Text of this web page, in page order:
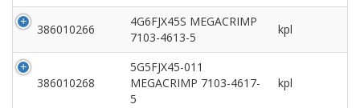
386010266
4G6FJX45S MEGACRIMP
7103-4613-5
kpl
386010268
5G5FJX45-011
MEGACRIMP 7103-4617-
5
kpl